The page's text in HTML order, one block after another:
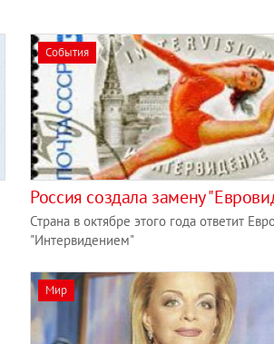
События
Россия создала замену
Страна в октябре этого года ответит
"Интервидением"
Мир